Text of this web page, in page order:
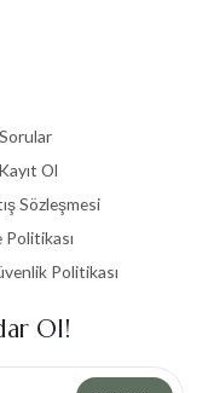
Ol
Sözleşmesi
Politikası
Politikası
Ol!